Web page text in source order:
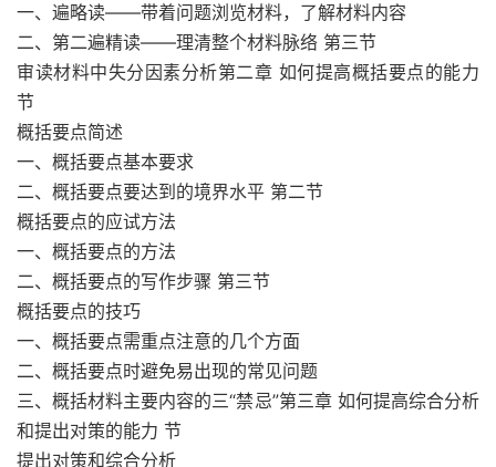
一、遍略读——带着问题浏览材料，了解材料内容
二、第二遍精读——理清整个材料脉络 第三节
审读材料中失分因素分析第二章 如何提高概括要点的能力
节
概括要点简述
一、概括要点基本要求
二、概括要点要达到的境界水平 第二节
概括要点的应试方法
一、概括要点的方法
二、概括要点的写作步骤 第三节
概括要点的技巧
一、概括要点需重点注意的几个方面
二、概括要点时避免易出现的常见问题
三、概括材料主要内容的三“禁忌”第三章 如何提高综合分析
和提出对策的能力 节
提出对策和综合分析